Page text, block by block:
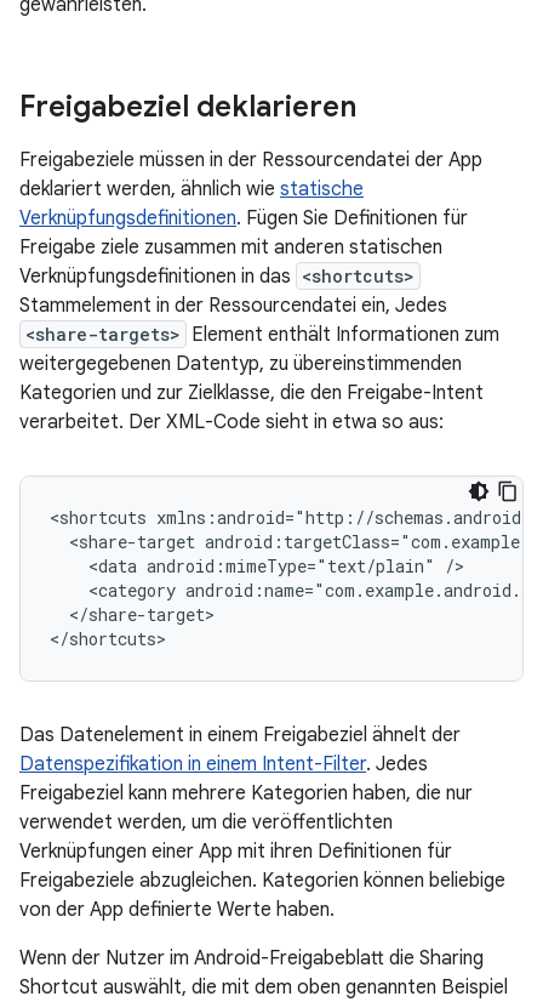
gewährleisten.
Freigabeziel deklarieren
Freigabeziele müssen in der Ressourcendatei der App
deklariert werden, ähnlich wie statische
Verknüpfungsdefinitionen. Fügen Sie Definitionen für
Freigabe ziele zusammen mit anderen statischen
Verknüpfungsdefinitionen in das <shortcuts>
Stammelement in der Ressourcendatei ein, Jedes
<share-targets> Element enthält Informationen zum
weitergegebenen Datentyp, zu übereinstimmenden
Kategorien und zur Zielklasse, die den Freigabe-Intent
verarbeitet. Der XML-Code sieht in etwa so aus:
<shortcuts
<share-target
<data android:mimeType="text/plain"
<category
</share-target>
</shortcuts>
Das Datenelement in einem Freigabeziel ähnelt der
Datenspezifikation in einem Intent-Filter. Jedes
Freigabeziel kann mehrere Kategorien haben, die nur
verwendet werden, um die veröffentlichten
Verknüpfungen einer App mit ihren Definitionen für
Freigabeziele abzugleichen. Kategorien können beliebige
von der App definierte Werte haben.
Wenn der Nutzer im Android-Freigabeblatt die Sharing
Shortcut auswählt, die mit dem oben genannten Beispiel